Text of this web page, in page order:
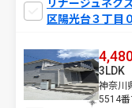
リナージュネク
区陽光台３丁目
神奈川
5514番
3LDK